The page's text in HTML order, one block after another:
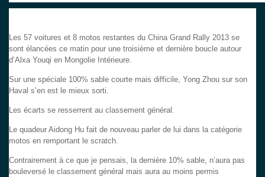
Les 57 voitures et 8 motos restantes du China Grand Rally 2013 se
sont élancées ce matin pour une troisième et dernière boucle autour
d’Alxa Youqi en Mongolie Intérieure.
Sur une spéciale 100% sable courte mais difficile, Yong Zhou sur son
Haval s’en est le mieux sorti.
Les écarts se resserrent au classement général.
Le quadeur Aidong Hu fait de nouveau parler de lui dans la catégorie
motos en remportant le scratch.
Contrairement à ce que je pensais, la dernière 10% sable, n’aura pas
bouleversé le classement général mais aura au moins permis